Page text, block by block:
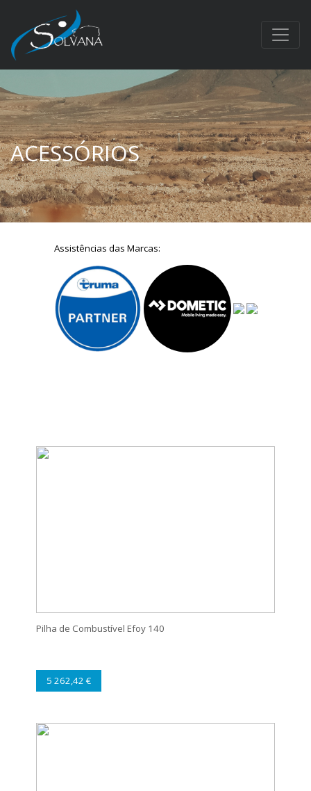
ACESSÓRIOS
Assistências das Marcas:
Pilha de Combustível Efoy 140
5 262,42 €